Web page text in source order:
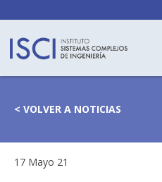
< VOLVER A NOTICIAS
17 Mayo 21